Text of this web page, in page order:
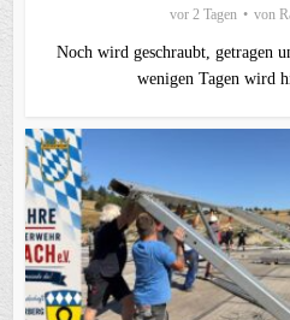
vor 2 Tagen von
Noch wird geschraubt, getragen
wenigen Tagen wird